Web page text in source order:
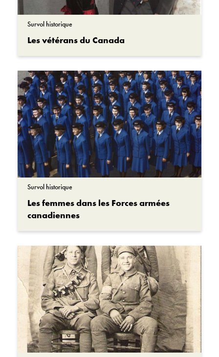
Survol historique
Les vétérans du Canada
Survol historique
Les femmes dans les Forces armées
canadiennes